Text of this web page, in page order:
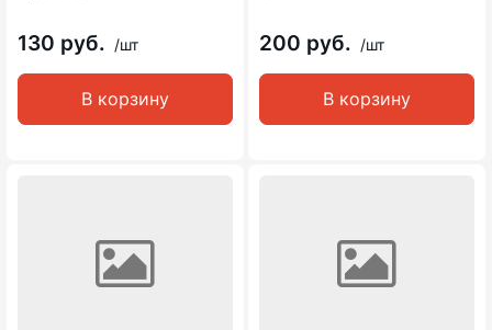
130 руб. /шт
В корзину
200 руб. /шт
В корзину